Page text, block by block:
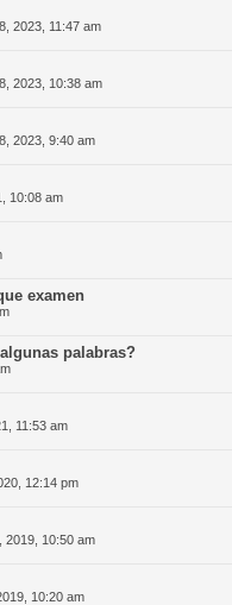
2023, 11:47 am
2023, 10:38 am
2023, 9:40 am
10:08 am
examen
palabras?
11:53 am
12:14 pm
2019, 10:50 am
10:20 am